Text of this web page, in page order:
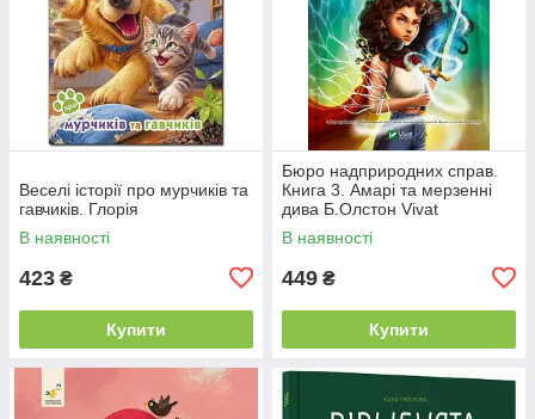
Веселі історії про мурчиків та
гавчиків. Глорія
В наявності
423 ₴
Купити
Бюро надприродних справ.
Книга 3. Амарі та мерзенні
дива Б.Олстон Vivat
В наявності
449 ₴
Купити